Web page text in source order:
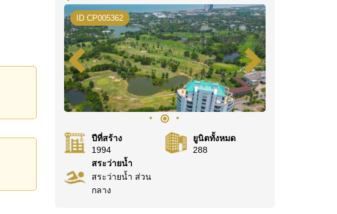
ID CP005362
ปีที่สร้าง
1994
ยูนิตทั้งหมด
288
สระว่ายน้ำ
สระว่ายน้ำ ส่วน
กลาง